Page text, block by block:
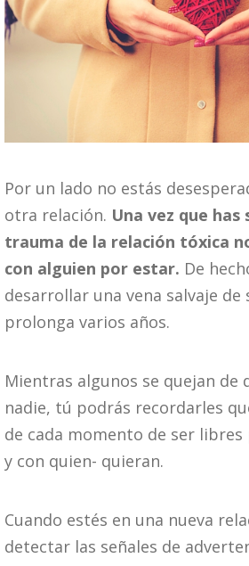
Por un lado no estás
otra relación. Una vez que has
trauma de la relación tóxica
con alguien por estar. De
desarrollar una vena salvaje de
prolonga varios años.
Mientras algunos se quejan de
nadie, tú podrás recordarles
de cada momento de ser libres
y con quien- quieran.
Cuando estés en una nueva
detectar las señales de